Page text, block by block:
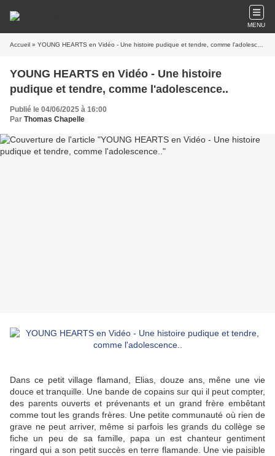
MENU
Accueil » YOUNG HEARTS en Vidéo - Une histoire pudique et tendre, comme l'adolescence..
YOUNG HEARTS en Vidéo - Une histoire
pudique et tendre, comme l'adolescence..
Publié le 04/06/2025 à 16:00
Par Thomas Chapelle
Dans ce petit village flamand, Elias, douze ans, mêne une vie
douce et tranquille. Une bande de copains sur qui il peut compter,
des parents ouverts et prévenants et un grand frère embêtant
comme tout les grands frères. Une petite communauté où rien de
grave ne peut arriver, même si parfois les grands du collège se
fiche un peu de sa famille, papa un est chanteur gentiment
ringard qui a son petit succès en terre flamande. Une vie paisible